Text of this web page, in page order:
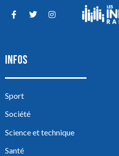
INFOS
Sport
Société
Science et technique
Santé